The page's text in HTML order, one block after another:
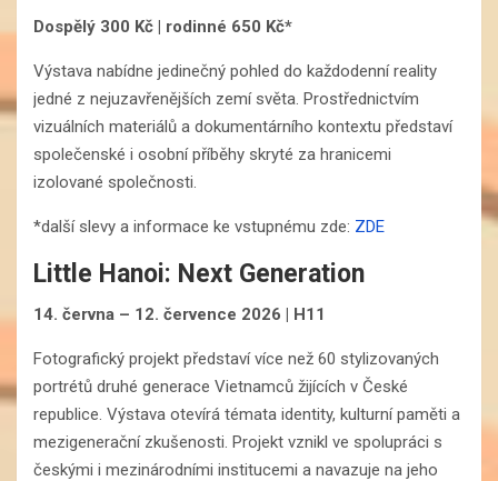
Dospělý 300 Kč | rodinné 650 Kč*
Výstava nabídne jedinečný pohled do každodenní reality
jedné z nejuzavřenějších zemí světa. Prostřednictvím
vizuálních materiálů a dokumentárního kontextu představí
společenské i osobní příběhy skryté za hranicemi
izolované společnosti.
*další slevy a informace ke vstupnému zde: ZDE
Little Hanoi: Next Generation
14. června – 12. července 2026 | H11
Fotografický projekt představí více než 60 stylizovaných
portrétů druhé generace Vietnamců žijících v České
republice. Výstava otevírá témata identity, kulturní paměti a
mezigenerační zkušenosti. Projekt vznikl ve spolupráci s
českými i mezinárodními institucemi a navazuje na jeho